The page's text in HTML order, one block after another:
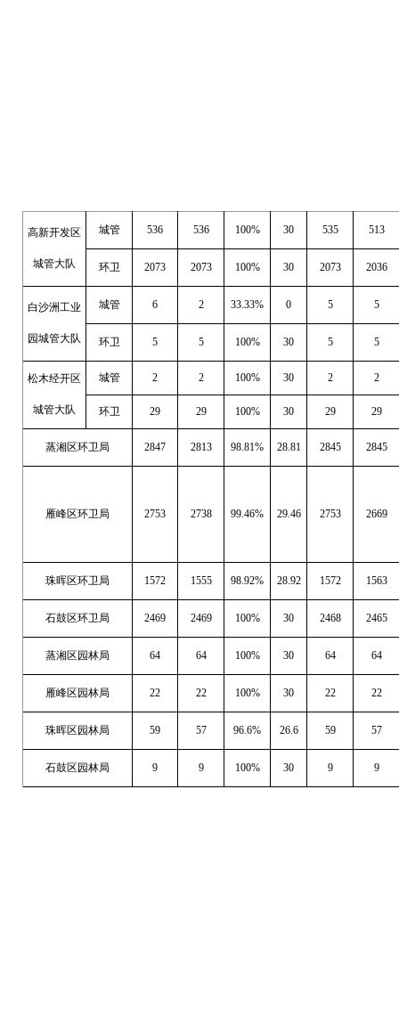
高新开发区
城管大队
城管 536 536 100% 30 535 513
环卫 2073 2073 100% 30 2073 2036
白沙洲工业
园城管大队
城管 6 2 33.33% 0 5 5
环卫 5 5 100% 30 5 5
松木经开区
城管大队
城管 2 2 100% 30 2 2
环卫 29 29 100% 30 29 29
蒸湘区环卫局 2847 2813 98.81% 28.81 2845 2845
雁峰区环卫局 2753 2738 99.46% 29.46 2753 2669
珠晖区环卫局 1572 1555 98.92% 28.92 1572 1563
石鼓区环卫局 2469 2469 100% 30 2468 2465
蒸湘区园林局 64 64 100% 30 64 64
雁峰区园林局 22 22 100% 30 22 22
珠晖区园林局 59 57 96.6% 26.6 59 57
石鼓区园林局 9 9 100% 30 9 9